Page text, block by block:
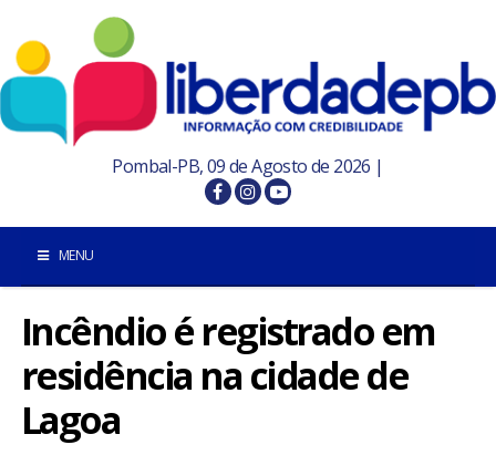
Pombal-PB, 09 de Agosto de 2026 |
MENU
INÍCIO
POMBAL E REGIÃO
PARAÍBA
Incêndio é registrado em
residência na cidade de
Lagoa